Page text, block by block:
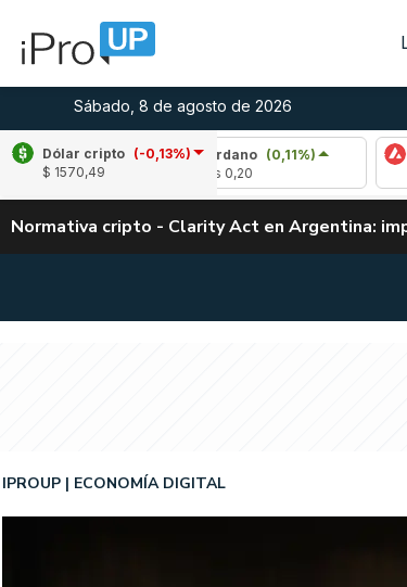
Sábado, 8 de agosto de 2026
Dólar cripto (-0,13%)
$ 1570,49
Cardano (0,11%)
Normativa cripto - Clarity Act en Argentina:
IPROUP ECONOMÍA DIGITAL